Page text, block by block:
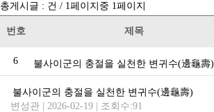
총게시글 : 건 / 1페이지중 1페이지
번호 제목
6 불사이군의 충절을 실천한 변귀수(邊龜壽)
불사이군의 충절을 실천한 변귀수(邊龜壽)
변성관 | 2026-02-19 | 조회수:91